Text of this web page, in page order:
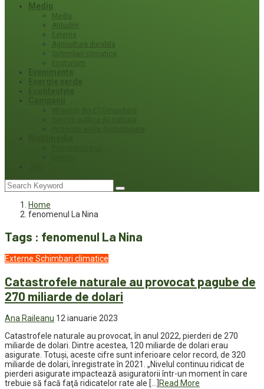
Mediu
Mediu
Atitudini
Externe
Agricultura durabila
Schimbari climatice
Ecoturism
Home
fenomenul La Nina
Tags : fenomenul La Nina
Externe Schimbari climatice
Catastrofele naturale au provocat pagube de
270 miliarde de dolari
Ana Raileanu 12 ianuarie 2023
Catastrofele naturale au provocat, în anul 2022, pierderi de 270
miliarde de dolari. Dintre acestea, 120 miliarde de dolari erau
asigurate. Totuși, aceste cifre sunt inferioare celor record, de 320
miliarde de dolari, înregistrate în 2021. „Nivelul continuu ridicat de
pierderi asigurate impactează asiguratorii într-un moment în care
trebuie să facă faţă ridicatelor rate ale […] Read More